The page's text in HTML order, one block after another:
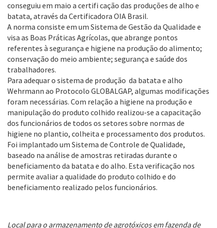
conseguiu em maio a certifi cação das produções de alho e
batata, através da Certificadora OIA Brasil.
A norma consiste em um Sistema de Gestão da Qualidade e
visa as Boas Práticas Agrícolas, que abrange pontos
referentes à segurança e higiene na produção do alimento;
conservação do meio ambiente; segurança e saúde dos
trabalhadores.
Para adequar o sistema de produção da batata e alho
Wehrmann ao Protocolo GLOBALGAP, algumas modificações
foram necessárias. Com relação a higiene na produção e
manipulação do produto colhido realizou-se a capacitação
dos funcionários de todos os setores sobre normas de
higiene no plantio, colheita e processamento dos produtos.
Foi implantado um Sistema de Controle de Qualidade,
baseado na análise de amostras retiradas durante o
beneficiamento da batata e do alho. Esta verificação nos
permite avaliar a qualidade do produto colhido e do
beneficiamento realizado pelos funcionários.
Local para o armazenamento de agrotóxicos em fazenda de